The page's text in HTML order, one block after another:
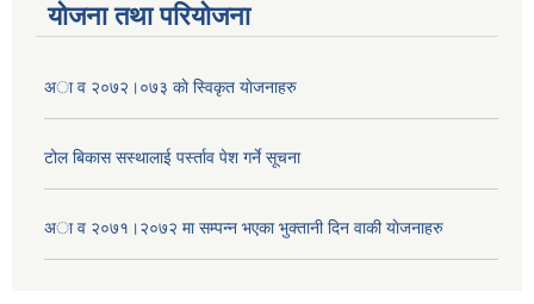
योजना तथा परियोजना
अा व २०७२।०७३ काे स्विकृत याेजनाहरु
टोल बिकास स‌स्थालाई प‌र्स्ताव पेश गर्ने सूचना
अा‍ व २०७१।२०७२ मा सम्पन्न भएका भुक्तानी दिन वा‌की याेजनाहरु